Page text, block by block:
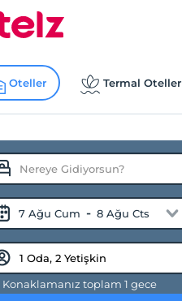
Oteller Termal Oteller
7 Ağu Cum - 8 Ağu Cts
Konaklamanız toplam 1 gece